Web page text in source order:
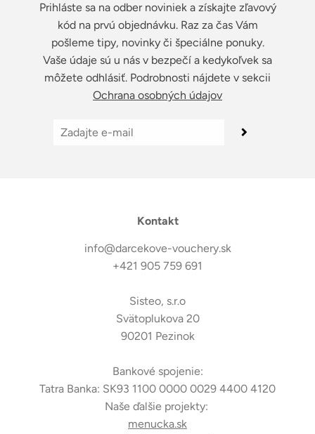
Prihláste sa na odber noviniek a získajte zľavový
kód na prvú objednávku. Raz za čas Vám
pošleme tipy, novinky či špeciálne ponuky.
Vaše údaje sú u nás v bezpečí a kedykoľvek sa
môžete odhlásiť. Podrobnosti nájdete v sekcii
Ochrana osobných údajov
Kontakt
info@darcekove-vouchery.sk
+421 905 759 691
Sisteo, s.r.o
Svätoplukova 20
90201 Pezinok
Bankové spojenie:
Tatra Banka: SK93 1100 0000 0029 4400 4120
Naše ďalšie projekty:
menucka.sk